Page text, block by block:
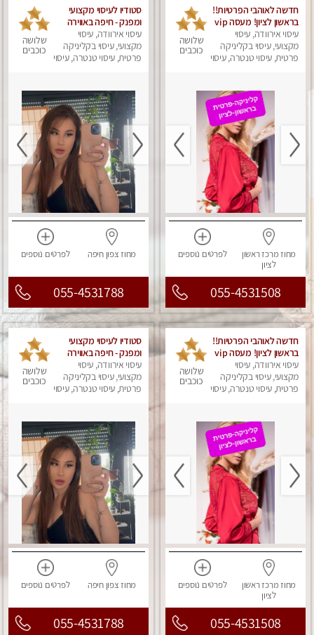
חדשה לאוהבי הפרטיות!!
בראשון לציון! מעסה vip
מפנקת בקליניקה פרטית
לחלוטין!!! לבד! לרציניים
בלבד! מומלץ!
עיסוי אירוודה, עיסוי
מקצועי, עיסוי בקליניקה
פרטית, עיסוי טנטרה, עיסוי
שלושה
כוכבים
מחוז מרכזראשון
לציון
לפרטים נוספים
055-4531508
סטודיו לעיסוי מקצועי
ומפנק - חיפה באווירה
נעימה ושקטה
עיסוי אירוודה, עיסוי
מקצועי, עיסוי בקליניקה
פרטית, עיסוי טנטרה, עיסוי
שלושה
כוכבים
מחוז צפוןחיפה לפרטים נוספים
055-4531788
חדשה לאוהבי הפרטיות!!
בראשון לציון! מעסה vip
מפנקת בקליניקה פרטית
לחלוטין!!! לבד! לרציניים
בלבד! מומלץ!
עיסוי אירוודה, עיסוי
מקצועי, עיסוי בקליניקה
פרטית, עיסוי טנטרה, עיסוי
שלושה
כוכבים
מחוז מרכזראשון
לציון
לפרטים נוספים
055-4531508
סטודיו לעיסוי מקצועי
ומפנק - חיפה באווירה
נעימה ושקטה
עיסוי אירוודה, עיסוי
מקצועי, עיסוי בקליניקה
פרטית, עיסוי טנטרה, עיסוי
שלושה
כוכבים
מחוז צפוןחיפה לפרטים נוספים
055-4531788